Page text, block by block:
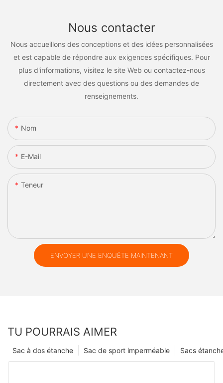
Nous contacter
Nous accueillons des conceptions et des idées personnalisées
et est capable de répondre aux exigences spécifiques. Pour
plus d'informations, visitez le site Web ou contactez-nous
directement avec des questions ou des demandes de
renseignements.
Nom
E-Mail
Teneur
ENVOYER UNE ENQUÊTE MAINTENANT
TU POURRAIS AIMER
Sacs
Sac de sport imperméable
Sac à dos étanche